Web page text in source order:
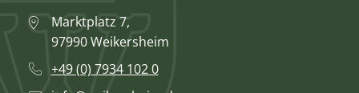
Marktplatz 7,
97990 Weikersheim
+49 (0) 7934 102 0